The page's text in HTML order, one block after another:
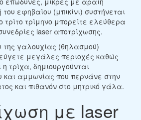
εφηβαίου (μπικίνι) συστήνεται
τρίμηνο μπορείτε ελεύθερα
laser αποτρίχωσης.
της γαλουχίας (θηλασμού)
μεγάλες περιοχές καθώς
τρίχα, δημιουργούνται
και αμμωνίας που περνάνε στην
και πιθανόν στο μητρικό γάλα.
με laser